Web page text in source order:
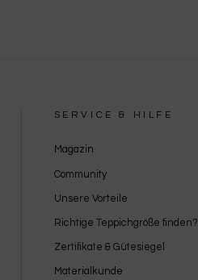
SERVICE & HILFE
Magazin
Community
Unsere Vorteile
Richtige Teppichgröße finden?
Zertifikate & Gütesiegel
Materialkunde